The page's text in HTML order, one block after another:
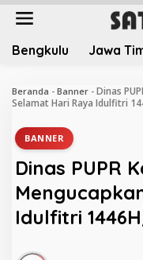
L
Bengkulu Jawa
Beranda - Banner - Dinas
Selamat Hari Raya Idulfitri
BANNER
Dinas PUPR
Idulfitri